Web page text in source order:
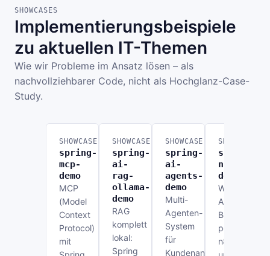
SHOWCASES
Implementierungsbeispiele
zu aktuellen IT-Themen
Wie wir Probleme im Ansatz lösen – als
nachvollziehbarer Code, nicht als Hochglanz-Case-
Study.
SHOWCASE
spring-
mcp-
demo
MCP
(Model
Context
Protocol)
mit
SHOWCASE
spring-
ai-
rag-
ollama-
demo
RAG
komplett
lokal:
Spring
SHOWCASE
spring-
ai-
agents-
demo
Multi-
Agenten-
System
für
Kundenanfragen:
SHOWCASE
spring-
n8n-
demo
Workflow-
per
n8n